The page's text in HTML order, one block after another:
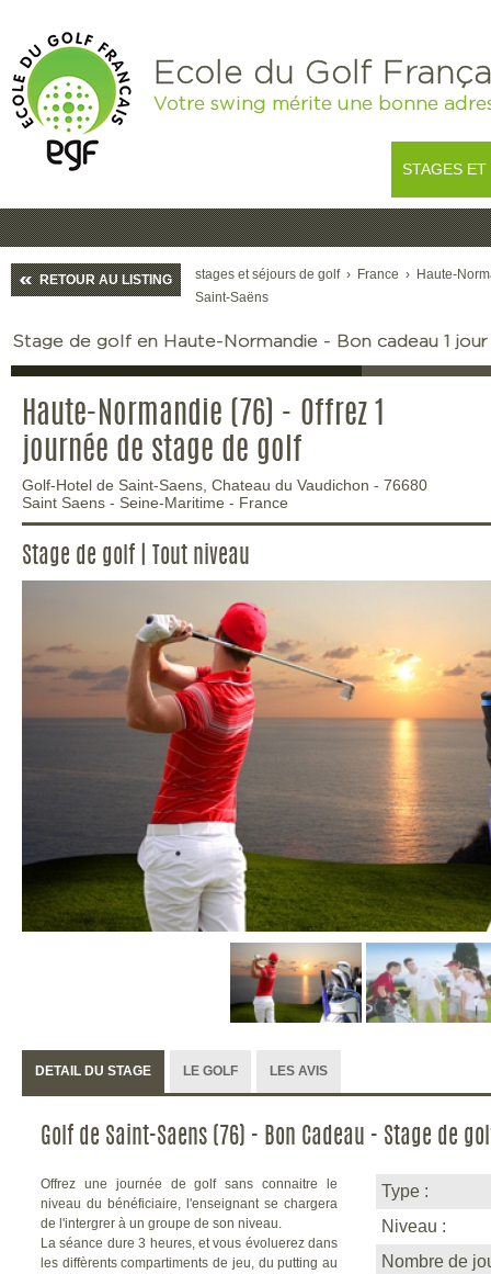
Ecole du Golf
Votre swing mérite une bonne
STAGES
RETOUR AU LISTING stages et séjours de golf › France › Haute-
Saint-Saëns
Stage de golf en Haute-Normandie - Bon cadeau 1 jour
Haute-Normandie (76) - Offrez 1
journée de stage de golf
Golf-Hotel de Saint-Saens, Chateau du Vaudichon - 76680
Saint Saens - Seine-Maritime - France
Stage de golf | Tout niveau
DETAIL DU STAGE LE GOLF LES AVIS
Golf de Saint-Saens (76) - Bon Cadeau - Stage de
Type :
Niveau :
Nombre de
Offrez une journée de golf sans connaitre le
niveau du bénéficiaire, l'enseignant se chargera
de l'intergrer à un groupe de son niveau.
La séance dure 3 heures, et vous évoluerez dans
les diffèrents compartiments de jeu, du putting au